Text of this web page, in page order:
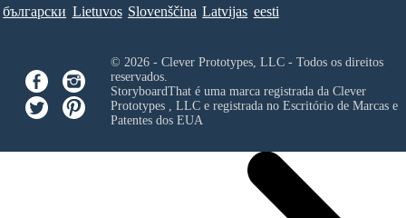
български Lietuvos Slovenščina Latvijas eesti
© 2026 - Clever Prototypes, LLC - Todos os direitos
reservados.
StoryboardThat é uma marca registrada da Clever
Prototypes , LLCe registrada no Escritório de Marcas e
Patentes dos EUA